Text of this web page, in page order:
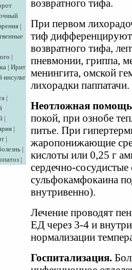
|
|
| Ирит
|
|
|
|
|
|
возвратного тифа.
При первом
тиф дифференцируют
возвратного тифа,
пневмонии, гриппа,
менингита, омской
лихорадки паппатачи.
Неотложная
покой, при ознобе
питье. При
жаропонижающие
кислоты или 0,25 г
сердечно-
сульфокамфокаина
внутривенно).
Лечение проводят
ЕД через 3-4 и
нормализации
Госпитализация.